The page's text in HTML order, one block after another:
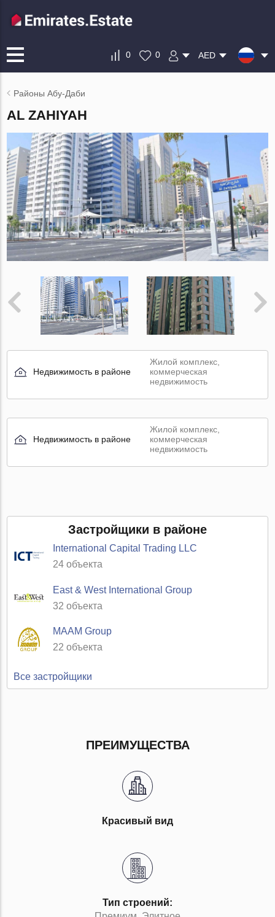
0 0 AED
Районы Абу-Даби
AL ZAHIYAH
Недвижимость в районе
Жилой комплекс,
коммерческая
недвижимость
Недвижимость в районе
Жилой комплекс,
коммерческая
недвижимость
Застройщики в районе
International Capital Trading LLC
24 объекта
East & West International Group
32 объекта
MAAM Group
22 объекта
Все застройщики
ПРЕИМУЩЕСТВА
Красивый вид
Тип строений: